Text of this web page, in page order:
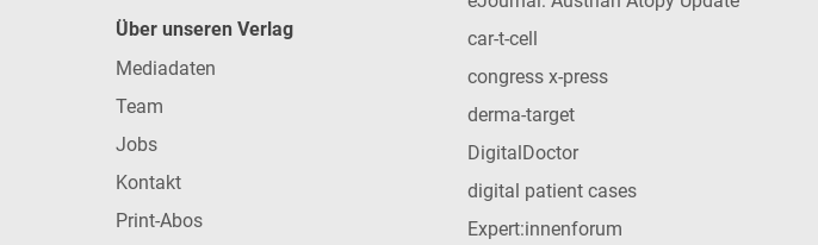
Über unseren Verlag
Mediadaten
Team
Jobs
Kontakt
Print-Abos
car-t-cell
congress x-press
derma-target
DigitalDoctor
digital patient cases
Expert:innenforum